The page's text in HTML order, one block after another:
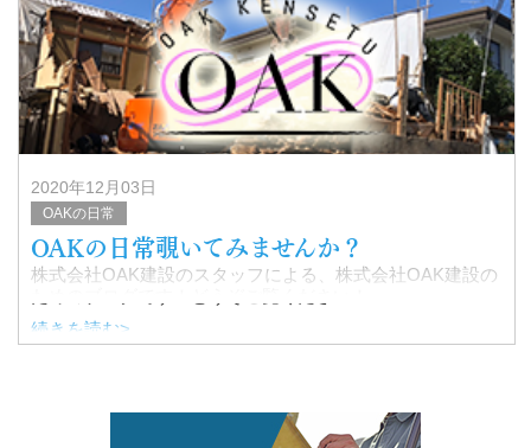
2020年12月03日
OAKの日常
OAKの日常覗いてみませんか？
株式会社OAK建設のスタッフによる、株式会社OAK建設の
続きを読む>